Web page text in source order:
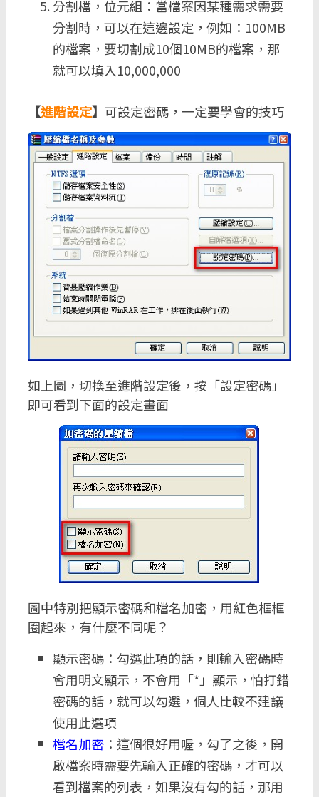
分割檔，位元組：當檔案因某種需求需要
分割時，可以在這邊設定，例如：100MB
的檔案，要切割成10個10MB的檔案，那
就可以填入10,000,000
【進階設定】 可設定密碼，一定要學會的技巧
如上圖，切換至進階設定後，按「設定密碼」
即可看到下面的設定畫面
圖中特別把顯示密碼和檔名加密，用紅色框框
圈起來，有什麼不同呢？
顯示密碼：勾選此項的話，則輸入密碼時
會用明文顯示，不會用「*」顯示，怕打錯
密碼的話，就可以勾選，個人比較不建議
使用此選項
檔名加密：這個很好用喔，勾了之後，開
啟檔案時需要先輸入正確的密碼，才可以
看到檔案的列表，如果沒有勾的話，那用